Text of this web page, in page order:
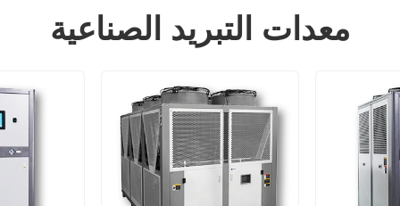
معدات التبريد الصناعية